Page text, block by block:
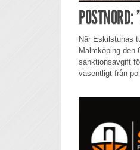
När Eskilstunas
Malmköping den
sanktionsavgift
väsentligt från